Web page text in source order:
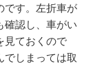
です。左折車が
確認し、車がい
見ておくので
でしまっては取